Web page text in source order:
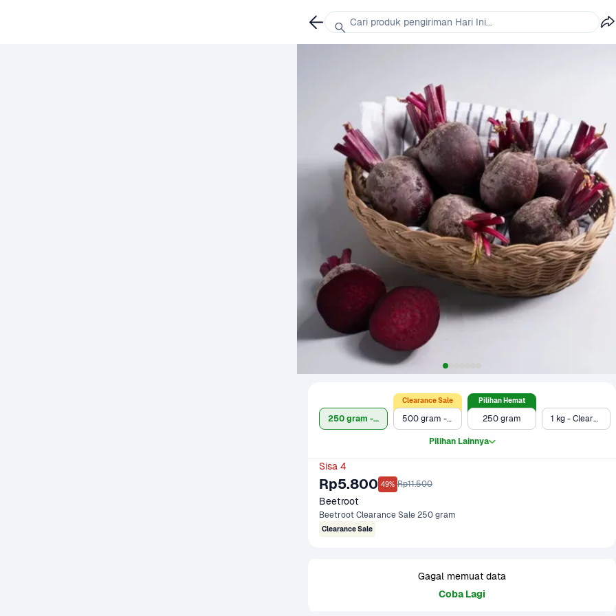
250 gram - Clearance Sale 500 gram - Clearance Sale
Clearance Sale
250 gram
Pilihan Hemat
1 kg - Clearance Sale
Pilihan Lainnya
Sisa 4
Rp5.800 49% Rp11.500
Beetroot
Beetroot Clearance Sale 250 gram
Clearance Sale
Gagal memuat data
Coba Lagi
Cari produk pengiriman Hari Ini...